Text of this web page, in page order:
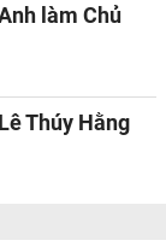
làm Chủ
Thúy Hằng